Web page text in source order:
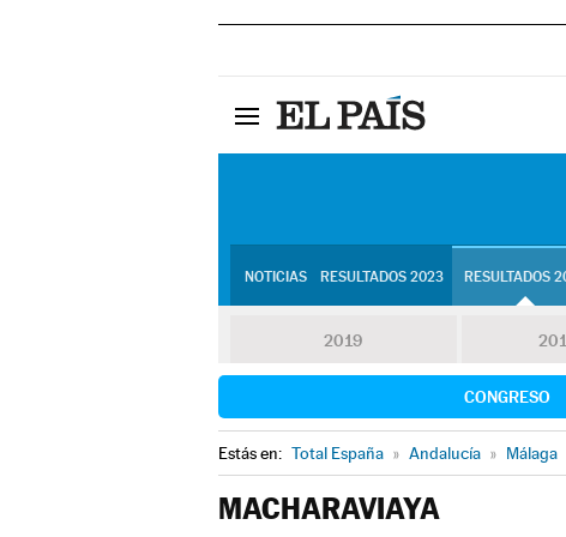
NOTICIAS RESULTADOS 2023 RESULTADOS
2019
CONGRESO
Estás en: Total España » Andalucía » Málaga
MACHARAVIAYA